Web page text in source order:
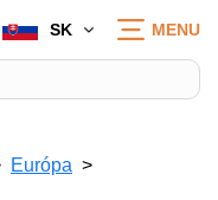
SK MENU
Európa